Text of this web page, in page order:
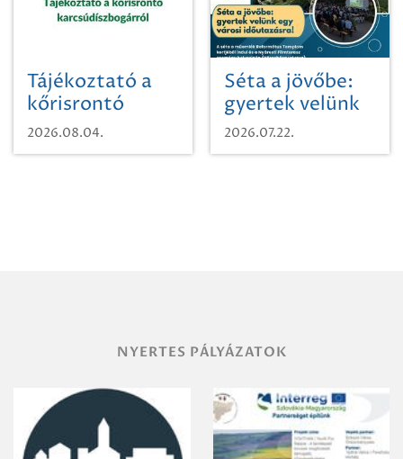
Tájékoztató a
kőrisrontó
karcsúdíszbogárról
2026.08.04.
Séta a jövőbe:
gyertek velünk
egy városi
időutazásra!
2026.07.22.
NYERTES PÁLYÁZATOK